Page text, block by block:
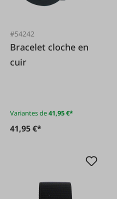
#54242
Bracelet cloche en
cuir
Variantes de41,95 €*
41,95 €*